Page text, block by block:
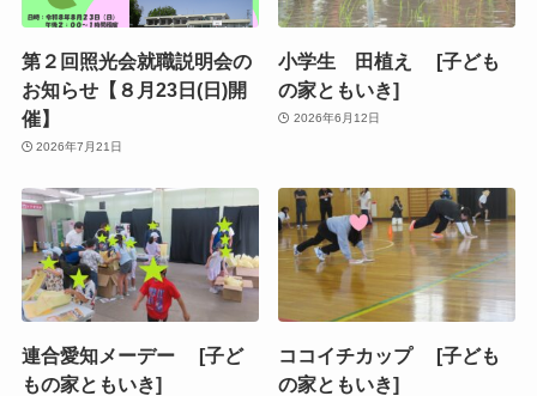
第２回照光会就職説明会の
お知らせ【８月23日(日)開
催】
2026年7月21日
小学生 田植え [子ども
の家ともいき]
2026年6月12日
連合愛知メーデー [子ど
もの家ともいき]
ココイチカップ [子ども
の家ともいき]